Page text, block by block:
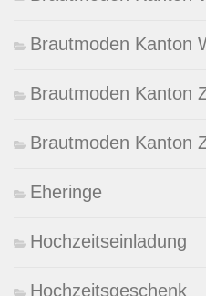
Brautmoden Kanton
Brautmoden Kanton
Brautmoden Kanton
Eheringe
Hochzeitseinladung
Hochzeitsgeschenk